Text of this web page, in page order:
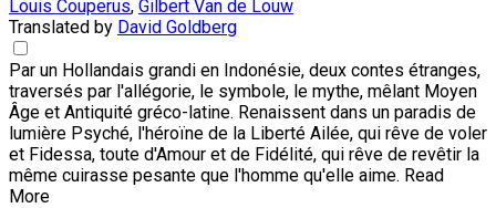
Louis Couperus, Gilbert Van de Louw
Translated by David Goldberg
Par un Hollandais grandi en Indonésie, deux contes étranges,
traversés par l'allégorie, le symbole, le mythe, mêlant Moyen
Âge et Antiquité gréco-latine. Renaissent dans un paradis de
lumière Psyché, l'héroïne de la Liberté Ailée, qui rêve de voler
et Fidessa, toute d'Amour et de Fidélité, qui rêve de revêtir la
même cuirasse pesante que l'homme qu'elle aime. Read
More